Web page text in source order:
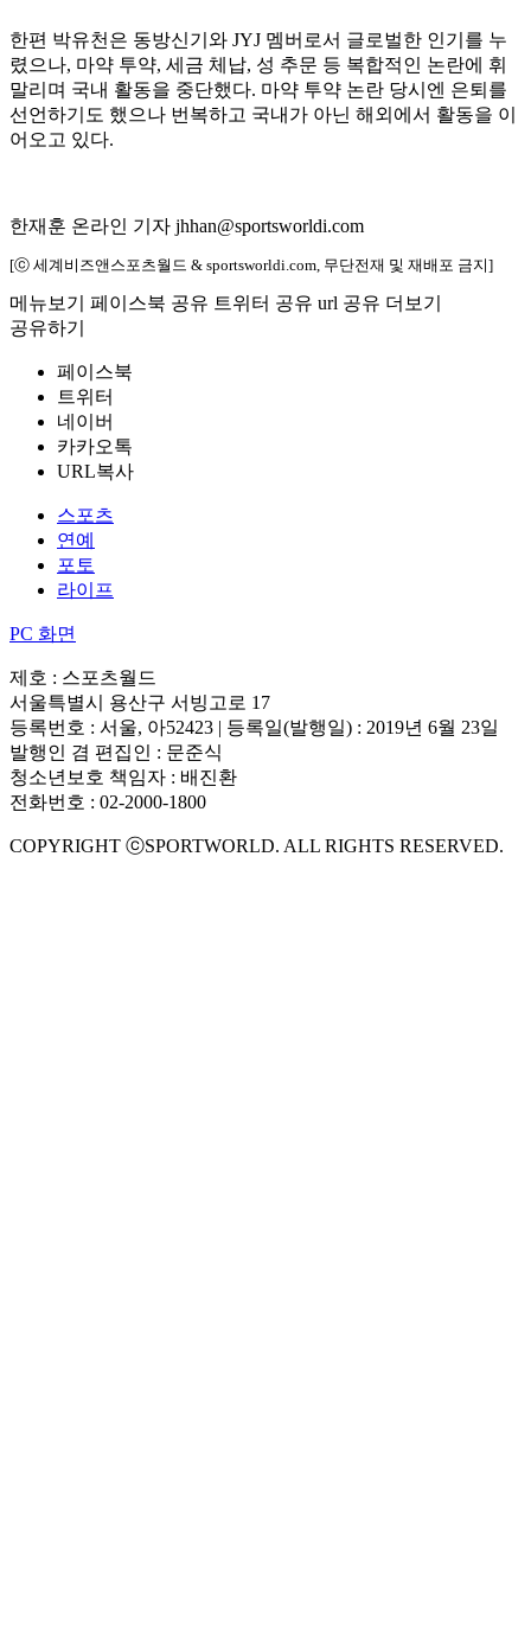
한편 박유천은 동방신기와 JYJ 멤버로서 글로벌한 인기를 누
렸으나, 마약 투약, 세금 체납, 성 추문 등 복합적인 논란에 휘
말리며 국내 활동을 중단했다. 마약 투약 논란 당시엔 은퇴를
선언하기도 했으나 번복하고 국내가 아닌 해외에서 활동을 이
어오고 있다.
한재훈 온라인 기자 jhhan@sportsworldi.com
[ⓒ 세계비즈앤스포츠월드 & sportsworldi.com, 무단전재 및 재배포 금지]
메뉴보기 페이스북 공유 트위터 공유 url 공유 더보기
공유하기
페이스북
트위터
네이버
카카오톡
URL복사
스포츠
연예
포토
라이프
PC 화면
제호 : 스포츠월드
서울특별시 용산구 서빙고로 17
등록번호 : 서울, 아52423 | 등록일(발행일) : 2019년 6월 23일
발행인 겸 편집인 : 문준식
청소년보호 책임자 : 배진환
전화번호 : 02-2000-1800
COPYRIGHT ⓒSPORTWORLD. ALL RIGHTS RESERVED.